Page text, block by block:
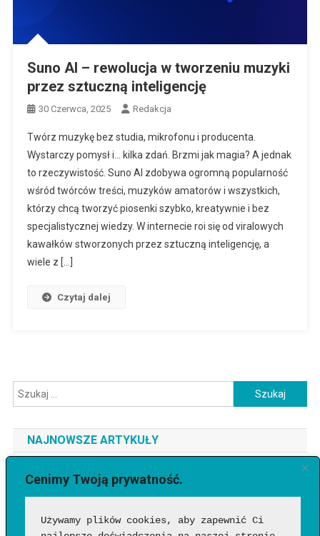
Cenimy Twoją prywatność.
Używamy plików cookies, aby zapewnić Ci
Suno AI – rewolucja w tworzeniu muzyki
przez sztuczną inteligencję
30 Czerwca, 2025 Redakcja
Twórz muzykę bez studia, mikrofonu i producenta.
Wystarczy pomysł i… kilka zdań. Brzmi jak magia? A jednak
to rzeczywistość. Suno AI zdobywa ogromną popularność
wśród twórców treści, muzyków amatorów i wszystkich,
którzy chcą tworzyć piosenki szybko, kreatywnie i bez
specjalistycznej wiedzy. W internecie roi się od viralowych
kawałków stworzonych przez sztuczną inteligencję, a
wiele z […]
Czytaj dalej
Szukaj:
NAJNOWSZE ARTYKUŁY
Jaki telefon do 3500 zł wybrać? Ranking najlepszych modeli
[2026]
Jak sprawdzić, czy wideo wygenerowała AI?